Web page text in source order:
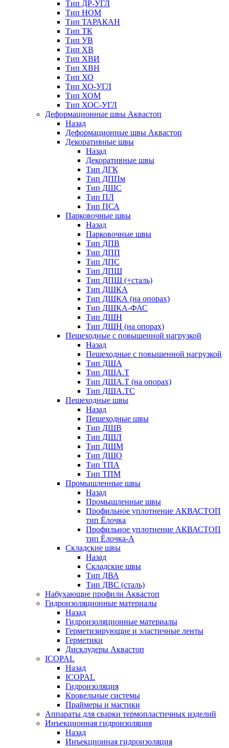
Тип ДР-УГЛ
Тип НОМ
Тип ТАРАКАН
Тип ТК
Тип УВ
Тип ХВ
Тип ХВИ
Тип ХВН
Тип ХО
Тип ХО-УГЛ
Тип ХОМ
Тип ХОС-УГЛ
Деформационные швы Аквастоп
Назад
Деформационные швы Аквастоп
Декоративные швы
Назад
Декоративные швы
Тип ДГК
Тип ДППм
Тип ДШС
Тип ПЛ
Тип ПСА
Парковочные швы
Назад
Парковочные швы
Тип ДПВ
Тип ДПП
Тип ДПС
Тип ДПШ
Тип ДПШ (+сталь)
Тип ДШКА
Тип ДШКА (на опорах)
Тип ДШКА-ФАС
Тип ДШН
Тип ДШН (на опорах)
Пешеходные с повышенной нагрузкой
Назад
Пешеходные с повышенной нагрузкой
Тип ДША
Тип ДША.Т
Тип ДША.Т (на опорах)
Тип ДША.ТС
Пешеходные швы
Назад
Пешеходные швы
Тип ДШВ
Тип ДШЛ
Тип ДШМ
Тип ДШО
Тип ТПА
Тип ТПМ
Промышленные швы
Назад
Промышленные швы
Профильное уплотнение АКВАСТОП
тип Ёлочка
Профильное уплотнение АКВАСТОП
тип Ёлочка-А
Складские швы
Назад
Складские швы
Тип ДВА
Тип ДВС (сталь)
Набухающие профили Аквастоп
Гидроизоляционные материалы
Назад
Гидроизоляционные материалы
Герметизирующие и эластичные ленты
Герметики
Дисклудеры Аквастоп
ICOPAL
Назад
ICOPAL
Гидроизоляция
Кровельные системы
Праймеры и мастики
Аппараты для сварки термопластичных изделий
Инъекционная гидроизоляция
Назад
Инъекционная гидроизоляция